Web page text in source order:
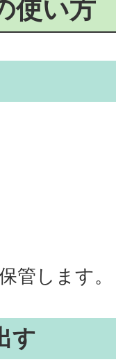
使い方
管します。
す